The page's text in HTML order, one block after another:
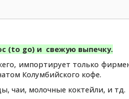
(to go) и свежую выпечку.
импортирует только
Колумбийского кофе.
чаи, молочные коктейли, и тд.